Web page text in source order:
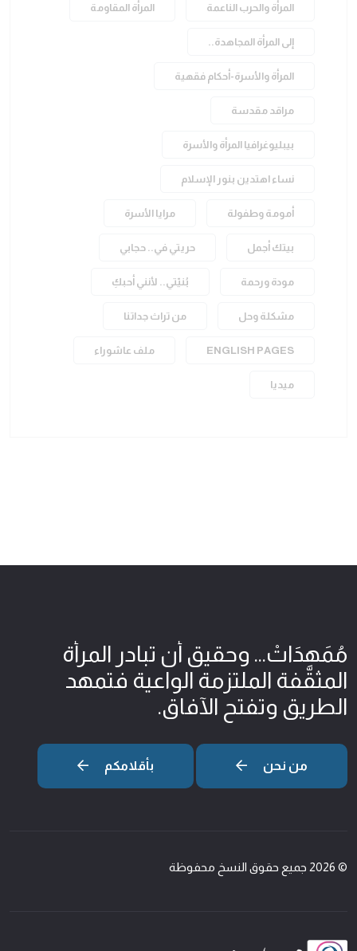
المرأة والحرب الناعمة المرأة المقاومة
إلى المرأة المجاهدة..
المرأة والأسرة-أحكام فقهية
مراقد مقدسة
بيبليوغرافيا المرأة والأسرة
نساء اهتدين بنور الإسلام
أمومة وطفولة مرايا الأسرة
بيتك أجمل حريتي في.. حجابي
مودة ورحمة بُنيّتي.. لأنني أحبكِ
مشكلة وحل من تراث جداتنا
ENGLISH PAGES ملف عاشوراء
ميديا
مُمَهِدَاتْ... وحقيق أن تبادر المرأة
المثقّفة الملتزمة الواعية فتمهد
الطريق وتفتح الآفاق.
من نحن بأقلامكم
© 2026 جميع حقوق النسخ محفوظة